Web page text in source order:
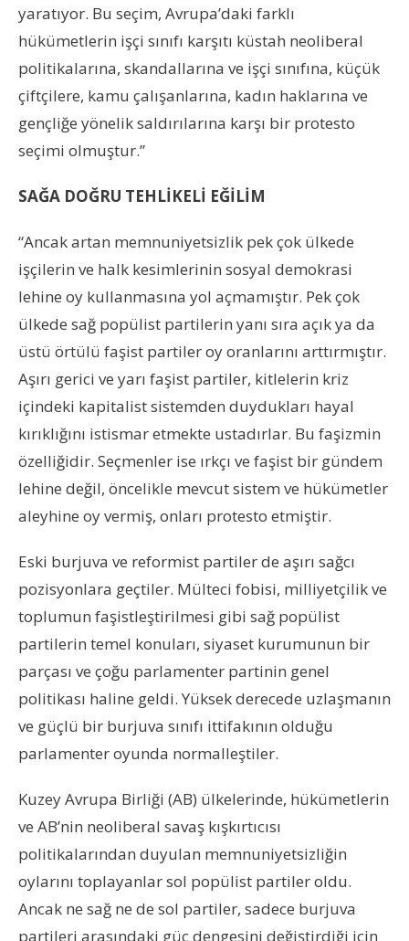
yaratıyor. Bu seçim, Avrupa’daki farklı
hükümetlerin işçi sınıfı karşıtı küstah neoliberal
politikalarına, skandallarına ve işçi sınıfına, küçük
çiftçilere, kamu çalışanlarına, kadın haklarına ve
gençliğe yönelik saldırılarına karşı bir protesto
seçimi olmuştur.”
SAĞA DOĞRU TEHLİKELİ EĞİLİM
“Ancak artan memnuniyetsizlik pek çok ülkede
işçilerin ve halk kesimlerinin sosyal demokrasi
lehine oy kullanmasına yol açmamıştır. Pek çok
ülkede sağ popülist partilerin yanı sıra açık ya da
üstü örtülü faşist partiler oy oranlarını arttırmıştır.
Aşırı gerici ve yarı faşist partiler, kitlelerin kriz
içindeki kapitalist sistemden duydukları hayal
kırıklığını istismar etmekte ustadırlar. Bu faşizmin
özelliğidir. Seçmenler ise ırkçı ve faşist bir gündem
lehine değil, öncelikle mevcut sistem ve hükümetler
aleyhine oy vermiş, onları protesto etmiştir.
Eski burjuva ve reformist partiler de aşırı sağcı
pozisyonlara geçtiler. Mülteci fobisi, milliyetçilik ve
toplumun faşistleştirilmesi gibi sağ popülist
partilerin temel konuları, siyaset kurumunun bir
parçası ve çoğu parlamenter partinin genel
politikası haline geldi. Yüksek derecede uzlaşmanın
ve güçlü bir burjuva sınıfı ittifakının olduğu
parlamenter oyunda normalleştiler.
Kuzey Avrupa Birliği (AB) ülkelerinde, hükümetlerin
ve AB’nin neoliberal savaş kışkırtıcısı
politikalarından duyulan memnuniyetsizliğin
oylarını toplayanlar sol popülist partiler oldu.
Ancak ne sağ ne de sol partiler, sadece burjuva
partileri arasındaki güç dengesini değiştirdiği için